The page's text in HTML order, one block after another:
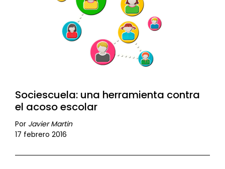
Sociescuela: una herramienta contra
el acoso escolar
Por Javier Martin
17 febrero 2016